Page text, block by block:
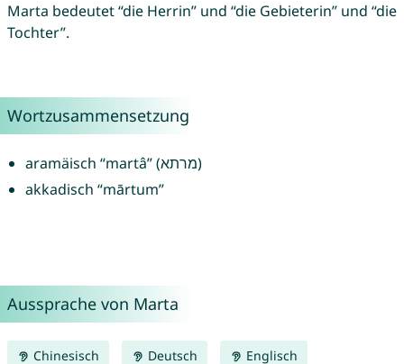
Marta bedeutet “die Herrin” und “die Gebieterin” und “die
Tochter”.
Wortzusammensetzung
aramäisch “martâ” (מרתא)
akkadisch “mārtum”
Aussprache von Marta
Chinesisch Deutsch Englisch